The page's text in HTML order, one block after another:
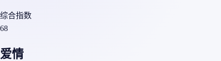
综合指数
68
爱情